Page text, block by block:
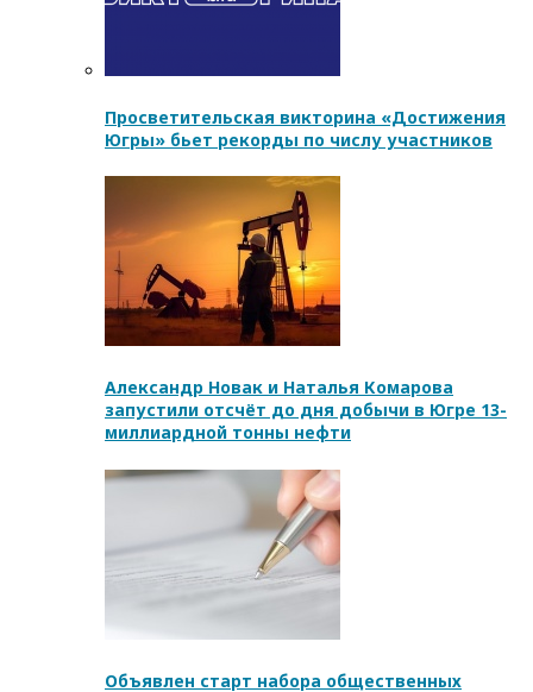
Просветительская викторина «Достижения
Югры» бьет рекорды по числу участников
Александр Новак и Наталья Комарова
запустили отсчёт до дня добычи в Югре 13-
миллиардной тонны нефти
Объявлен старт набора общественных